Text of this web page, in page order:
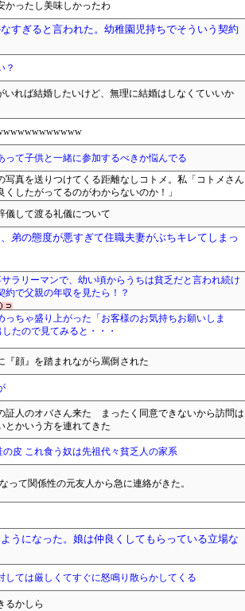
かったし美味しかったわ
すぎると言われた。幼稚園児持ちでそういう契約
？
いれば結婚したいけど、無理に結婚はしなくていいか
て子供と一緒に参加するべきか悩んでる
真を送りつけてくる距離なしコトメ。私「コトメさん
したがってるのがわからないのか！」
儀して渡る礼儀について
弟の態度が悪すぎて住職夫妻がぶちキレてしまっ
ラリーマンで、幼い頃からうちは貧乏だと言われ続け
で父親の年収を見たら！？
ちゃ盛り上がった「お客様のお気持ちお願いしま
たので見てみると・・・
『顔』を踏まれながら罵倒された
証人のオバさん来た まったく同意できないから訪問は
とかいう方を連れてきた
皮 これ食う奴は先祖代々貧乏人の家系
って関係性の元友人から急に連絡がきた。
うになった。娘は仲良くしてもらっている立場な
ては厳しくてすぐに怒鳴り散らかしてくる
るかしら